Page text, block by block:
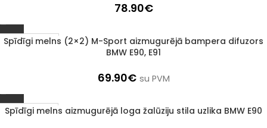
78.90€
1–3 D. D.
Spīdīgi melns (2×2) M-Sport aizmugurējā bampera difuzors
BMW E90, E91
69.90€ su PVM
IZPĀRDOTS
Spīdīgi melns aizmugurējā loga žalūziju stila uzlika BMW E90